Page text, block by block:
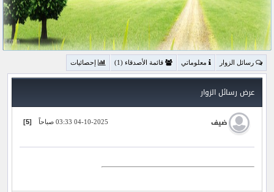
رسائل الزوار معلوماتي قائمة الأصدقاء (1) إحصائيات
عرض رسائل الزوار
ضيف 04-10-2025 03:33 صباحاً [
5
]